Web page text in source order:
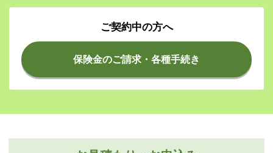
ご契約中の方へ
保険金のご請求・各種手続き